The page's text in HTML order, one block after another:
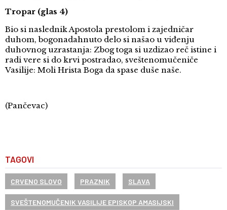
Tropar (glas 4)
Bio si naslednik Apostola prestolom i zajedničar
duhom, bogonadahnuto delo si našao u viđenju
duhovnog uzrastanja: Zbog toga si uzdizao reč istine i
radi vere si do krvi postradao, sveštenomučeniče
Vasilije: Moli Hrista Boga da spase duše naše.
(Pančevac)
TAGOVI
CRVENO SLOVO PRAZNIK SLAVA
SVEŠTENOMUČENIK VASILIJE EPISKOP AMASIJSKI